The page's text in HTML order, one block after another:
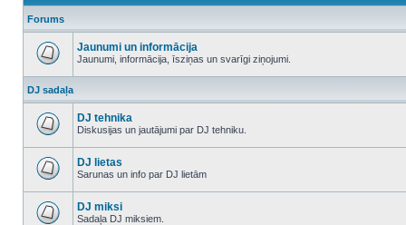
Forums
unread
posts
Jaunumi un informācija
Jaunumi, informācija, īsziņas un svarīgi ziņojumi.
DJ sadaļa
unread
posts
DJ tehnika
Diskusijas un jautājumi par DJ tehniku.
unread
posts
DJ lietas
Sarunas un info par DJ lietām
DJ miksi
Sadaļa DJ miksiem.